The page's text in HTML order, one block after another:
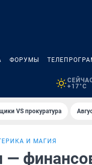
ФОРУМЫ
+17°C
VS прокуратура
И МАГИЯ
—